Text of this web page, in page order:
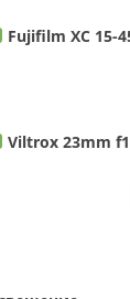
Fujifilm XC 15-
Viltrox 23mm